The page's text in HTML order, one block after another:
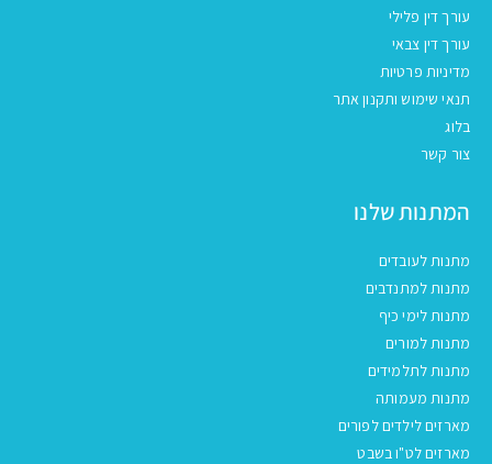
עורך דין פלילי
עורך דין צבאי
מדיניות פרטיות
תנאי שימוש ותקנון אתר
בלוג
צור קשר
המתנות שלנו
מתנות לעובדים
מתנות למתנדבים
מתנות לימי כיף
מתנות למורים
מתנות לתלמידים
מתנות מעמותה
מארזים לילדים לפורים
מארזים לט"ו בשבט